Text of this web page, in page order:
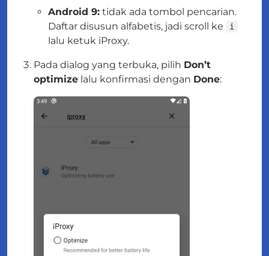
Android 9: tidak ada tombol pencarian.
Daftar disusun alfabetis, jadi scroll ke
i
lalu ketuk iProxy.
Pada dialog yang terbuka, pilih Don’t
optimize lalu konfirmasi dengan Done: